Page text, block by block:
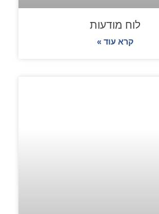
לוח מודעות
קרא עוד »